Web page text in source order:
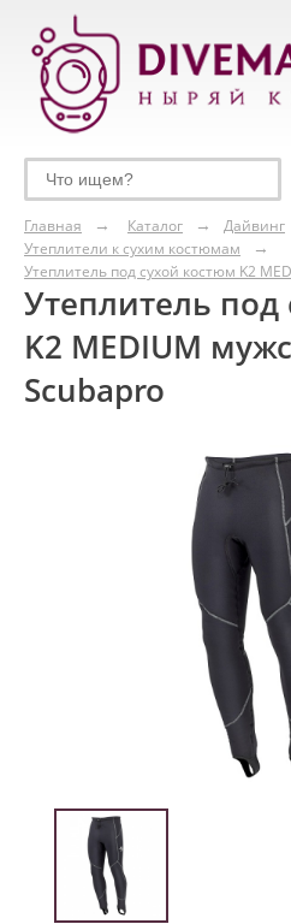
Главная Каталог Дайвинг
Утеплители к сухим костюмам
Утеплитель под сухой костюм K2
Утеплитель под
K2 MEDIUM
Scubapro